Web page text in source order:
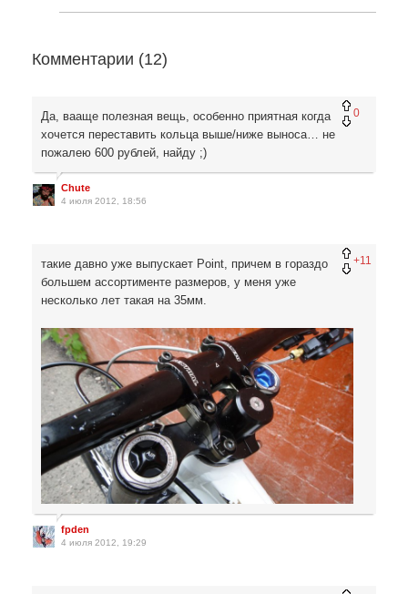
Комментарии (12)
0
Да, вааще полезная вещь, особенно приятная когда
хочется переставить кольца выше/ниже выноса… не
пожалею 600 рублей, найду ;)
Chute
4 июля 2012, 18:56
+11
такие давно уже выпускает Point, причем в гораздо
большем ассортименте размеров, у меня уже
несколько лет такая на 35мм.
fpden
4 июля 2012, 19:29